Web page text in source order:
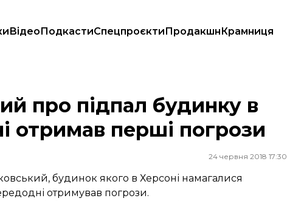
ВідеоПодкастиСпецпроєктиПродакшнКрамниця
отримав перші погрози
про підпал будинку в
отримав перші погрози
24 червня 2018 17:30
будинок якого в Херсоні намагалися
отримував погрози.